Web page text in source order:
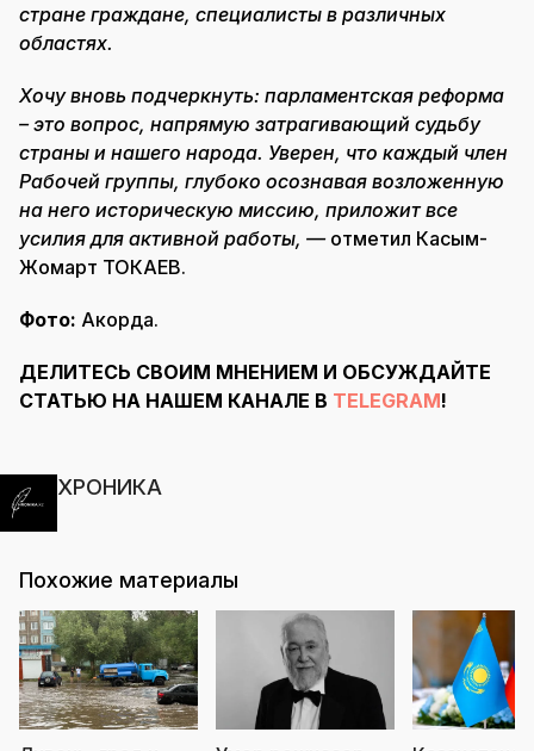
стране граждане, специалисты в различных
областях.
Хочу вновь подчеркнуть: парламентская реформа
– это вопрос, напрямую затрагивающий судьбу
страны и нашего народа. Уверен, что каждый член
Рабочей группы, глубоко осознавая возложенную
на него историческую миссию, приложит все
усилия для активной работы, — отметил Касым-
Жомарт ТОКАЕВ.
Фото: Акорда.
ДЕЛИТЕСЬ СВОИМ МНЕНИЕМ И ОБСУЖДАЙТЕ
СТАТЬЮ НА НАШЕМ КАНАЛЕ В TELEGRAM!
ХРОНИКА
Похожие материалы